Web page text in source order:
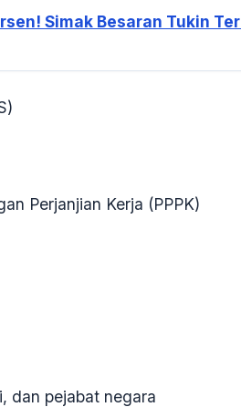
Simak Besaran Tukin
Perjanjian Kerja (PPPK)
dan pejabat negara